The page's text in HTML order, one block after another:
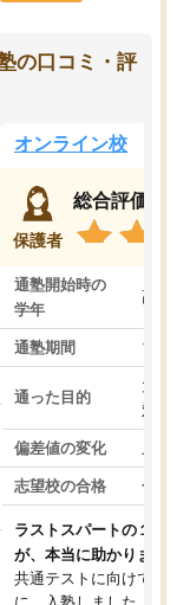
の口コミ・評
オンライン校
保護者
総合評価
通塾開始時の
学年
高3
通塾期間 1～3
通った目的
大学
対策
偏差値の変化
志望校の合格 合格
ラストスパートの１か月
が、本当に助かりました
共通テストに向けての追